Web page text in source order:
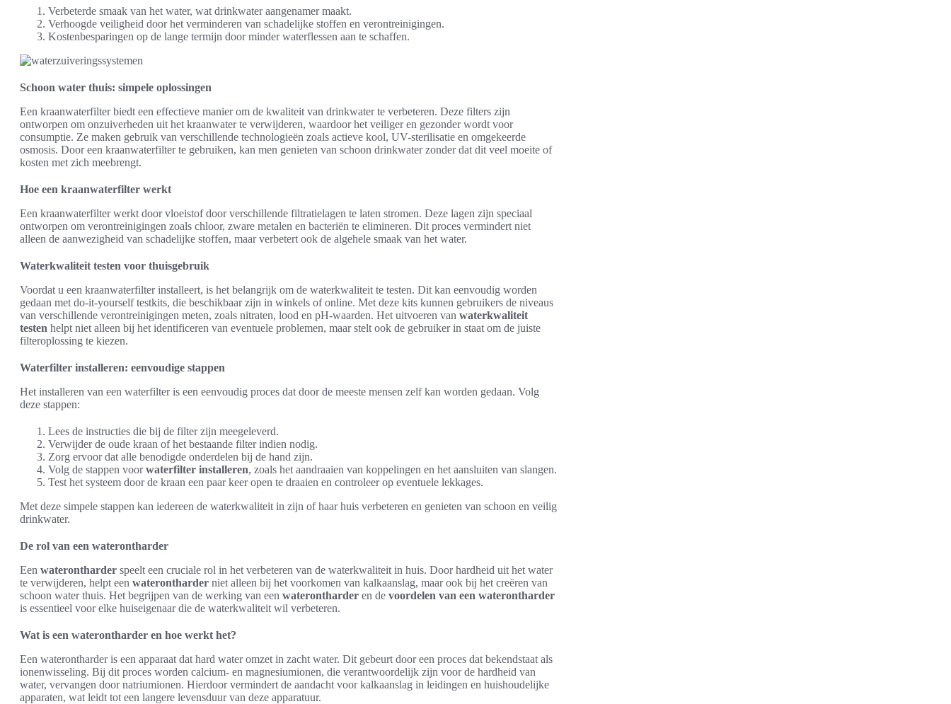
Verbeterde smaak van het water, wat drinkwater aangenamer maakt.
Verhoogde veiligheid door het verminderen van schadelijke stoffen en verontreinigingen.
Kostenbesparingen op de lange termijn door minder waterflessen aan te schaffen.
Schoon water thuis: simpele oplossingen
Een kraanwaterfilter biedt een effectieve manier om de kwaliteit van drinkwater te verbeteren. Deze filters zijn
ontworpen om onzuiverheden uit het kraanwater te verwijderen, waardoor het veiliger en gezonder wordt voor
consumptie. Ze maken gebruik van verschillende technologieën zoals actieve kool, UV-sterilisatie en omgekeerde
osmosis. Door een kraanwaterfilter te gebruiken, kan men genieten van schoon drinkwater zonder dat dit veel moeite of
kosten met zich meebrengt.
Hoe een kraanwaterfilter werkt
Een kraanwaterfilter werkt door vloeistof door verschillende filtratielagen te laten stromen. Deze lagen zijn speciaal
ontworpen om verontreinigingen zoals chloor, zware metalen en bacteriën te elimineren. Dit proces vermindert niet
alleen de aanwezigheid van schadelijke stoffen, maar verbetert ook de algehele smaak van het water.
Waterkwaliteit testen voor thuisgebruik
Voordat u een kraanwaterfilter installeert, is het belangrijk om de waterkwaliteit te testen. Dit kan eenvoudig worden
gedaan met do-it-yourself testkits, die beschikbaar zijn in winkels of online. Met deze kits kunnen gebruikers de niveaus
van verschillende verontreinigingen meten, zoals nitraten, lood en pH-waarden. Het uitvoeren van waterkwaliteit
testen helpt niet alleen bij het identificeren van eventuele problemen, maar stelt ook de gebruiker in staat om de juiste
filteroplossing te kiezen.
Waterfilter installeren: eenvoudige stappen
Het installeren van een waterfilter is een eenvoudig proces dat door de meeste mensen zelf kan worden gedaan. Volg
deze stappen:
Lees de instructies die bij de filter zijn meegeleverd.
Verwijder de oude kraan of het bestaande filter indien nodig.
Zorg ervoor dat alle benodigde onderdelen bij de hand zijn.
Volg de stappen voorwaterfilter installeren, zoals het aandraaien van koppelingen en het aansluiten van slangen.
Test het systeem door de kraan een paar keer open te draaien en controleer op eventuele lekkages.
Met deze simpele stappen kan iedereen de waterkwaliteit in zijn of haar huis verbeteren en genieten van schoon en veilig
drinkwater.
De rol van een waterontharder
Een waterontharder speelt een cruciale rol in het verbeteren van de waterkwaliteit in huis. Door hardheid uit het water
te verwijderen, helpt een waterontharder niet alleen bij het voorkomen van kalkaanslag, maar ook bij het creëren van
schoon water thuis. Het begrijpen van de werking van een waterontharder en de voordelen van een waterontharder
is essentieel voor elke huiseigenaar die de waterkwaliteit wil verbeteren.
Wat is een waterontharder en hoe werkt het?
Een waterontharder is een apparaat dat hard water omzet in zacht water. Dit gebeurt door een proces dat bekendstaat als
ionenwisseling. Bij dit proces worden calcium- en magnesiumionen, die verantwoordelijk zijn voor de hardheid van
water, vervangen door natriumionen. Hierdoor vermindert de aandacht voor kalkaanslag in leidingen en huishoudelijke
apparaten, wat leidt tot een langere levensduur van deze apparatuur.